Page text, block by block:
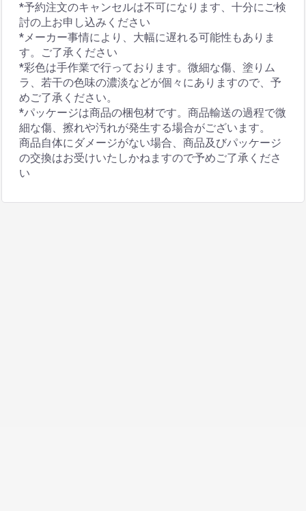
*予約注文のキャンセルは不可になります、十分にご検
討の上お申し込みください
*メーカー事情により、大幅に遅れる可能性もありま
す。ご了承ください
*彩色は手作業で行っております。微細な傷、塗りム
ラ、若干の色味の濃淡などが個々にありますので、予
めご了承ください。
*パッケージは商品の梱包材です。商品輸送の過程で微
細な傷、擦れや汚れが発生する場合がございます。
商品自体にダメージがない場合、商品及びパッケージ
の交換はお受けいたしかねますので予めご了承くださ
い